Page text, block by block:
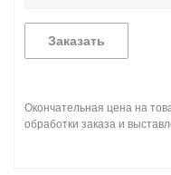
Заказать
Окончательная цена на
обработки заказа и